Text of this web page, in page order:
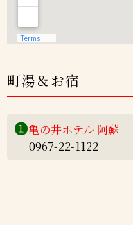
町湯＆お宿
❶亀の井ホテル 阿蘇
0967-22-1122